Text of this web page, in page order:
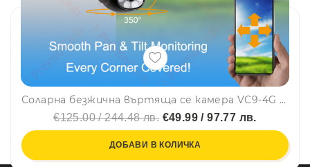
Соларна безжична въртяща се камера VC9-4G 5MP, камера за видеонаблюдение с фиксиран фокус, със слот SIM и SD карта, V380, SMARTHOME
€125.00 / 244.48 лв. €49.99 / 97.77 лв.
ДОБАВИ В КОЛИЧКА